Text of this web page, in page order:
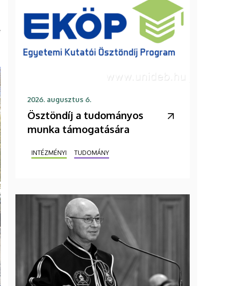
2026. augusztus 6.
Ösztöndíj a tudományos
munka támogatására
INTÉZMÉNYI TUDOMÁNY